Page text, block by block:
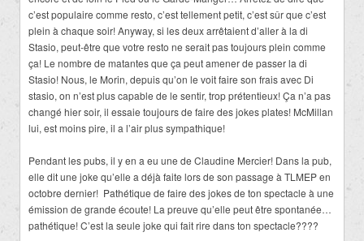
c’est populaire comme resto, c’est tellement petit, c’est sûr que c’est
plein à chaque soir! Anyway, si les deux arrêtaient d’aller à la di
Stasio, peut-être que votre resto ne serait pas toujours plein comme
ça! Le nombre de matantes que ça peut amener de passer la di
Stasio! Nous, le Morin, depuis qu’on le voit faire son frais avec Di
stasio, on n’est plus capable de le sentir, trop prétentieux! Ça n’a pas
changé hier soir, il essaie toujours de faire des jokes plates! McMillan
lui, est moins pire, il a l’air plus sympathique!
Pendant les pubs, il y en a eu une de Claudine Mercier! Dans la pub,
elle dit une joke qu’elle a déjà faite lors de son passage à TLMEP en
octobre dernier! Pathétique de faire des jokes de ton spectacle à une
émission de grande écoute! La preuve qu’elle peut être spontanée…
pathétique! C’est la seule joke qui fait rire dans ton spectacle????